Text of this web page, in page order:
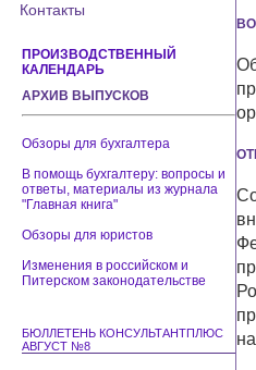
Контакты
ПРОИЗВОДСТВЕННЫЙ
КАЛЕНДАРЬ
АРХИВ ВЫПУСКОВ
Обзоры для бухгалтера
В помощь бухгалтеру: вопросы и
ответы, материалы из журнала
"Главная книга"
Обзоры для юристов
Изменения в российском и
Питерском законодательстве
БЮЛЛЕТЕНЬ КОНСУЛЬТАНТПЛЮС
АВГУСТ №8